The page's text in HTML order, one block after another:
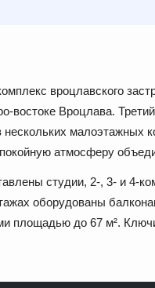
вроцлавского
востоке Вроцлава.
нескольких малоэтажных
атмосферу
студии, 2-, 3- и 4-
оборудованы
площадью до 67 м².